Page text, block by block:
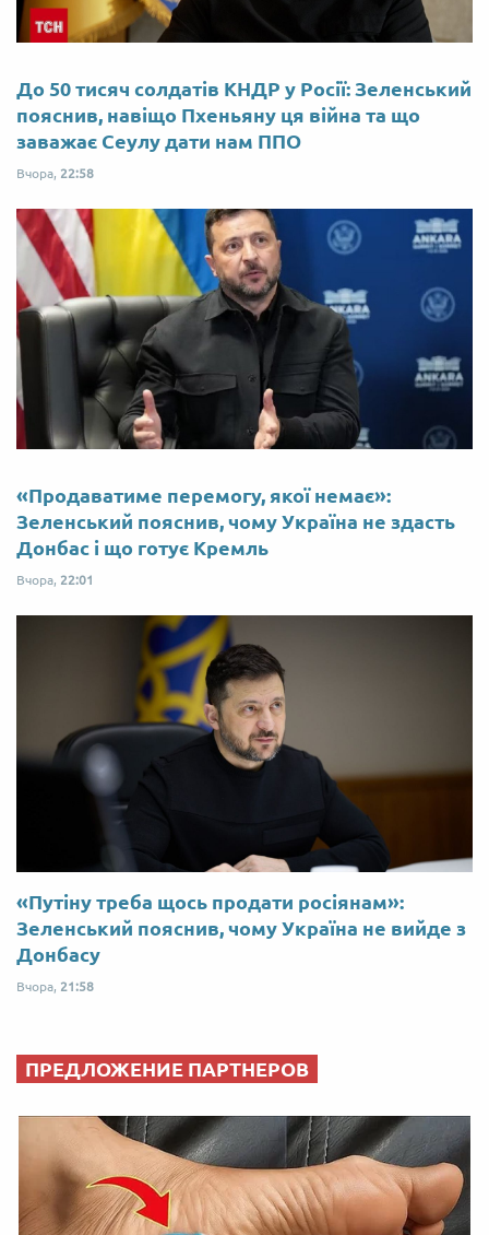
До 50 тисяч солдатів КНДР у Росії: Зеленський
пояснив, навіщо Пхеньяну ця війна та що
заважає Сеулу дати нам ППО
Вчора, 22:58
«Продаватиме перемогу, якої немає»:
Зеленський пояснив, чому Україна не здасть
Донбас і що готує Кремль
Вчора, 22:01
«Путіну треба щось продати росіянам»:
Зеленський пояснив, чому Україна не вийде з
Донбасу
Вчора, 21:58
ПРЕДЛОЖЕНИЕ ПАРТНЕРОВ